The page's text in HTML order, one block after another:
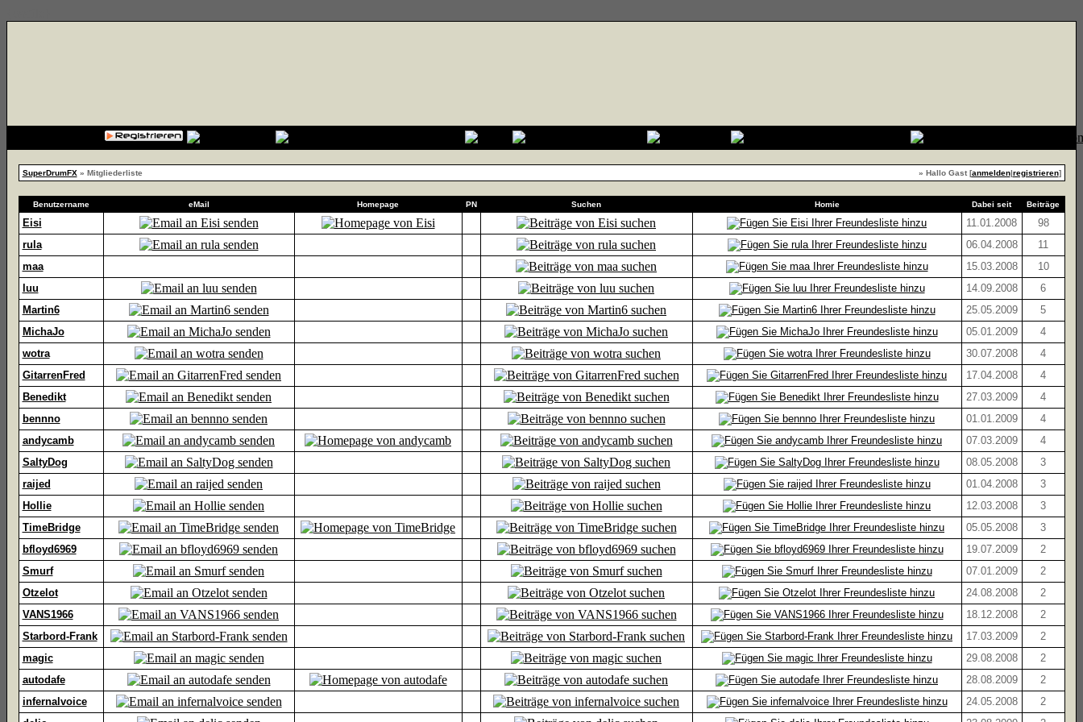
SuperDrumFX» Mitgliederliste » Hallo Gast [anmelden|registrieren]
Benutzername eMail Homepage PN Suchen Homie Dabei seit Beiträge
Eisi 11.01.2008
98
rula
06.04.2008
11
maa
15.03.2008
10
luu
14.09.2008
6
Martin6
25.05.2009
5
MichaJo
05.01.2009
4
wotra
30.07.2008
4
GitarrenFred
17.04.2008
4
Benedikt
27.03.2009
4
bennno
01.01.2009
4
andycamb
07.03.2009
4
SaltyDog
08.05.2008
3
raijed
01.04.2008
3
Hollie
12.03.2008
3
TimeBridge
05.05.2008
3
bfloyd6969
19.07.2009
2
Smurf
07.01.2009
2
Otzelot
24.08.2008
2
VANS1966
18.12.2008
2
Starbord-Frank
17.03.2009
2
magic
29.08.2008
2
autodafe
28.08.2009
2
infernalvoice
24.05.2008
2